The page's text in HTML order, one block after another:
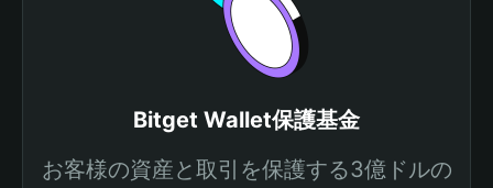
Bitget Wallet保護基金
お客様の資産と取引を保護する3億ドルの